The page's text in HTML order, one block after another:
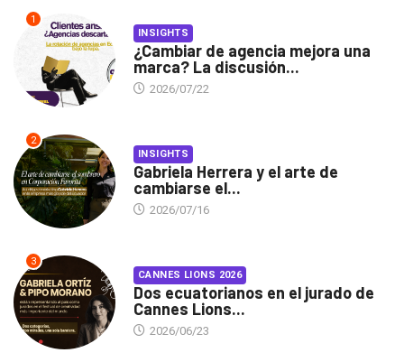
1
INSIGHTS
¿Cambiar de agencia mejora una
marca? La discusión...
2026/07/22
2
INSIGHTS
Gabriela Herrera y el arte de
cambiarse el...
2026/07/16
3
CANNES LIONS 2026
Dos ecuatorianos en el jurado de
Cannes Lions...
2026/06/23